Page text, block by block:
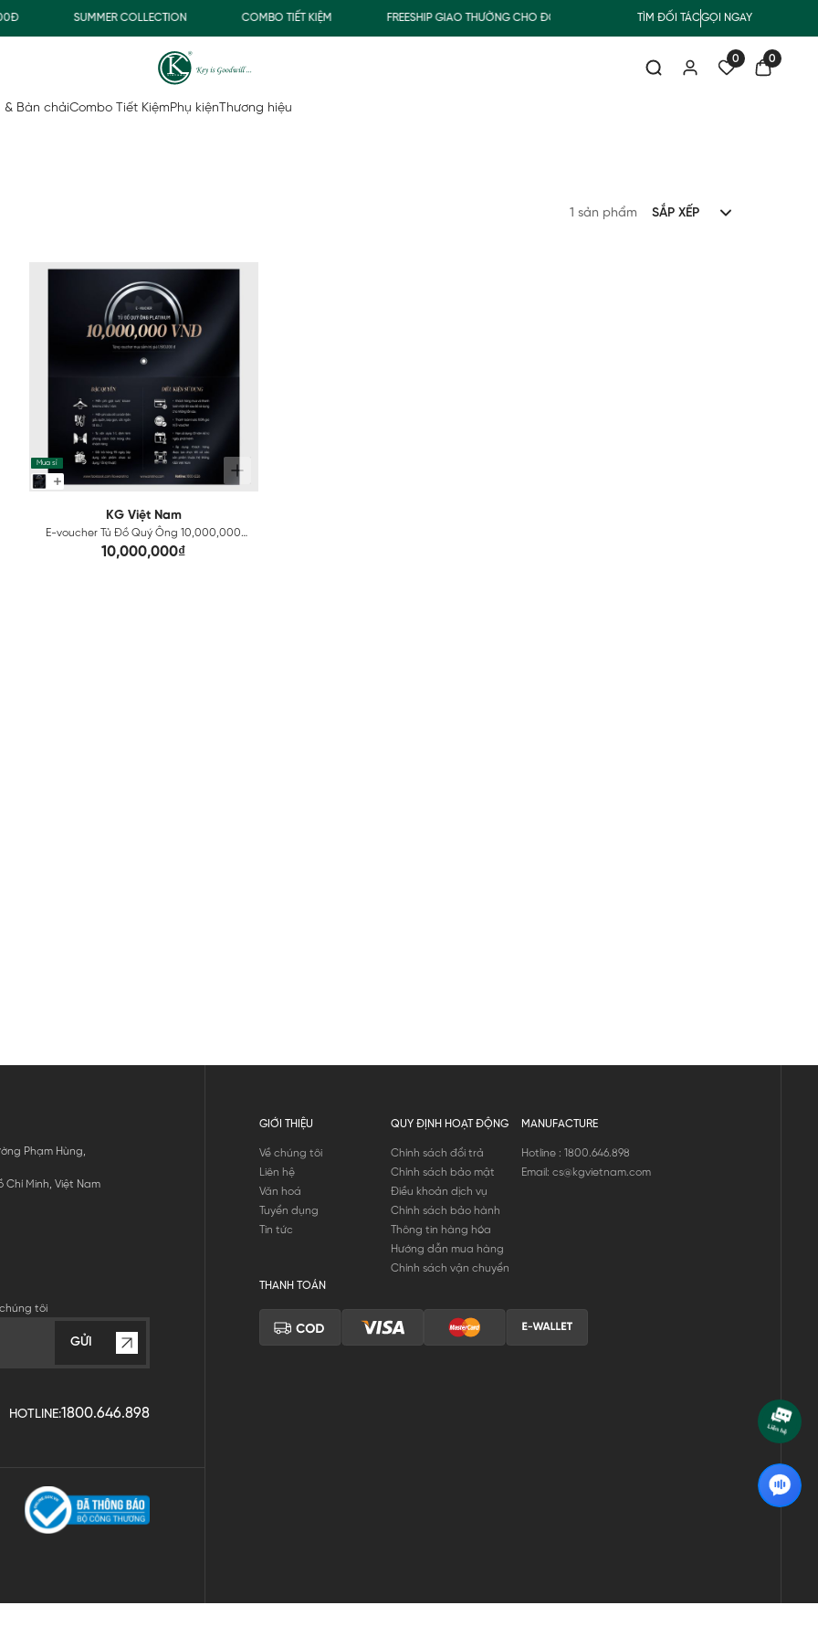
SUMMER COLLECTION COMBO TIẾT KIỆM FREESHIP GIAO THƯỜNG CHO ĐƠN HÀNG TỪ 500.000Đ MUA NHẬN QUÀ
TÌM ĐỐI TÁCGỌI NGAY
0 0
& Bàn chảiCombo Tiết KiệmPhụ kiện Thương hiệu
1 sản phẩm SẮP XẾP
Mua sỉ
KG Việt Nam
E-voucher Tủ Đồ Quý Ông 10,000,000
VNĐ
10,000,000₫
Phạm Hùng,
Chí Minh, Việt Nam
tôi
GỬI
HOTLINE:1800.646.898
GIỚI THIỆU
Về chúng tôi
Liên hệ
Văn hoá
Tuyển dụng
Tin tức
QUY ĐỊNH HOẠT ĐỘNG
Chính sách đổi trả
Chính sách bảo mật
Điều khoản dịch vụ
Chính sách bảo hành
Thông tin hàng hóa
Hướng dẫn mua hàng
Chính sách vận chuyển
MANUFACTURE
Hotline : 1800.646.898
Email: cs@kgvietnam.com
THANH TOÁN